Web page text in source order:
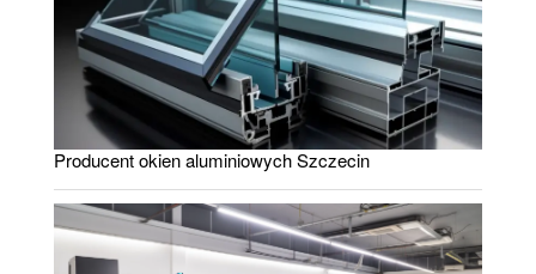
Producent okien aluminiowych Szczecin